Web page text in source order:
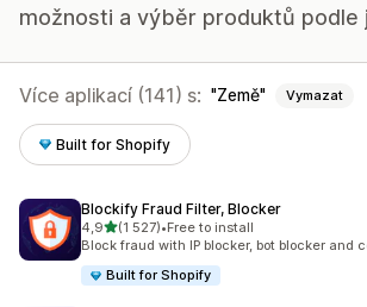
možnosti a výběr produktů podle
Více aplikací (141) s: Země Vymazat
Built for Shopify
Blockify Fraud Filter, Blocker
4,9z 5 hvězd
(1 527)
Celkový počet recenzí: 1527
•Free to install
Block fraud with IP blocker, bot blocker and
Built for Shopify